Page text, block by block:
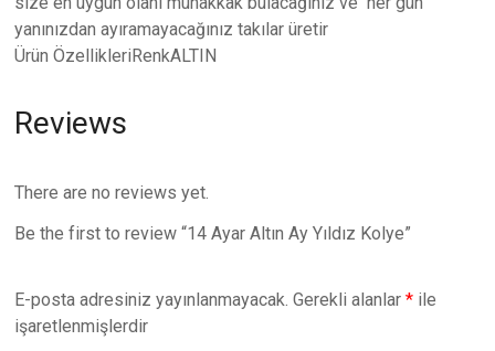
yanınızdan ayıramayacağınız takılar üretir
Ürün ÖzellikleriRenkALTIN
Reviews
There are no reviews yet.
Be the first to review “14 Ayar Altın Ay Yıldız Kolye”
E-posta adresiniz yayınlanmayacak. Gerekli alanlar* ile
işaretlenmişlerdir